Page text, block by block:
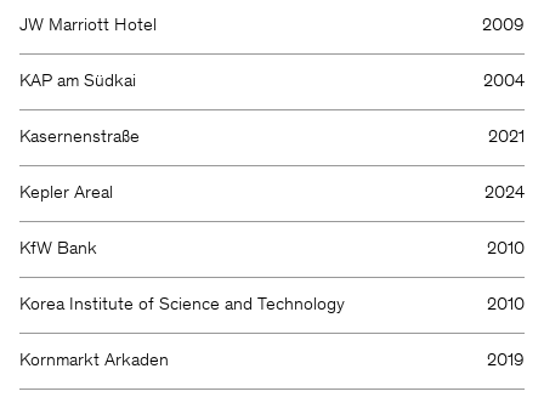
JW Marriott Hotel 2009
KAP am Südkai 2004
Kasernenstraße 2021
Kepler Areal 2024
KfW Bank 2010
Korea Institute of Science and Technology 2010
Kornmarkt Arkaden 2019